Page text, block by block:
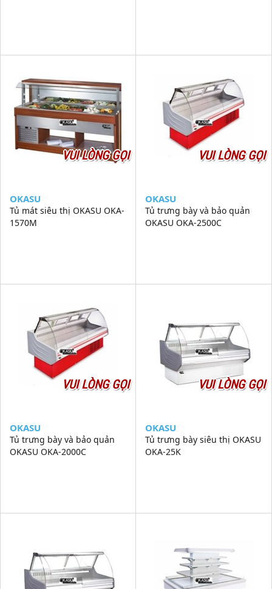
VUI LÒNG GỌI
OKASU
Tủ mát siêu thị OKASU OKA-
1570M
VUI LÒNG GỌI
OKASU
Tủ trưng bày và bảo quản
OKASU OKA-2500C
VUI LÒNG GỌI
OKASU
Tủ trưng bày và bảo quản
OKASU OKA-2000C
VUI LÒNG GỌI
OKASU
Tủ trưng bày siêu thị OKASU
OKA-25K